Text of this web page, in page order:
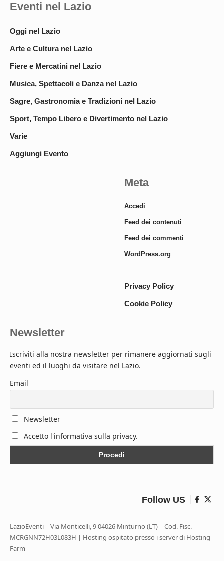
Eventi nel Lazio
Oggi nel Lazio
Arte e Cultura nel Lazio
Fiere e Mercatini nel Lazio
Musica, Spettacoli e Danza nel Lazio
Sagre, Gastronomia e Tradizioni nel Lazio
Sport, Tempo Libero e Divertimento nel Lazio
Varie
Aggiungi Evento
Meta
Accedi
Feed dei contenuti
Feed dei commenti
WordPress.org
Privacy Policy
Cookie Policy
Newsletter
Iscriviti alla nostra newsletter per rimanere aggiornati sugli
eventi ed il luoghi da visitare nel Lazio.
Email
Newsletter
Accetto l'informativa sulla privacy.
Follow US
LazioEventi – Via Monticelli, 9 04026 Minturno (LT) – Cod. Fisc.
MCRGNN72H03L083H | Hosting ospitato presso i server di Hosting
Farm